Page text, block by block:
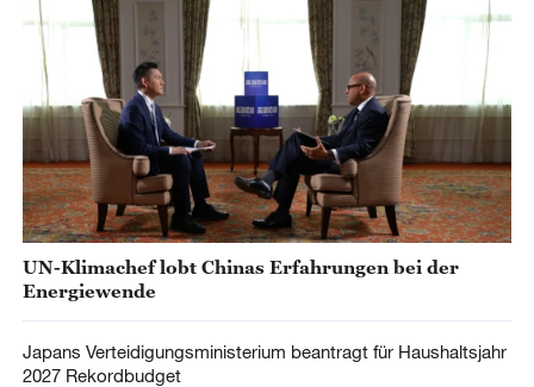
UN-Klimachef lobt Chinas Erfahrungen bei der
Energiewende
Japans Verteidigungsministerium beantragt für Haushaltsjahr
2027 Rekordbudget